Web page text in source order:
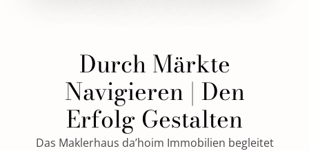
Durch Märkte
Navigieren | Den
Erfolg Gestalten
Das Maklerhaus da’hoim Immobilien begleitet